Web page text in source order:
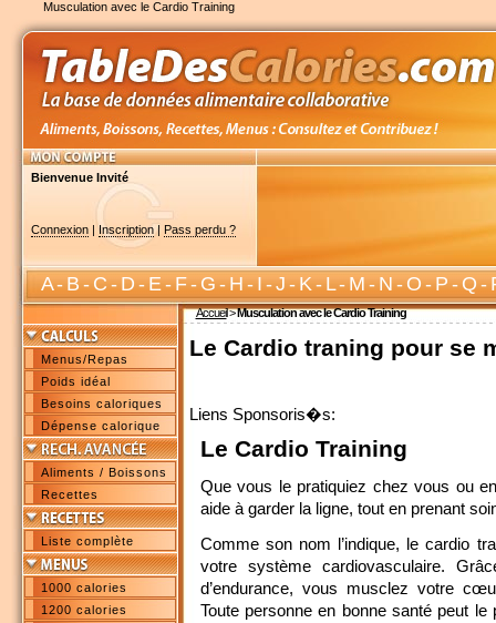
Musculation avec le Cardio Training
Bienvenue Invité
Connexion| Inscription| Pass perdu ?
A-B-C-D-E-F-G-H-I-J-K-L-M-N-O-P-Q-
Accueil>Musculation avec le Cardio Training
Menus/Repas
Poids idéal
Besoins caloriques
Dépense calorique
Aliments / Boissons
Recettes
Liste complète
1000 calories
1200 calories
Le Cardio traning pour se
Liens Sponsoris�s:
Le Cardio Training
Que vous le pratiquiez chez vous ou
aide à garder la ligne, tout en prenant
Comme son nom l’indique, le cardio
votre système cardiovasculaire.
d’endurance, vous musclez votre
Toute personne en bonne santé peut